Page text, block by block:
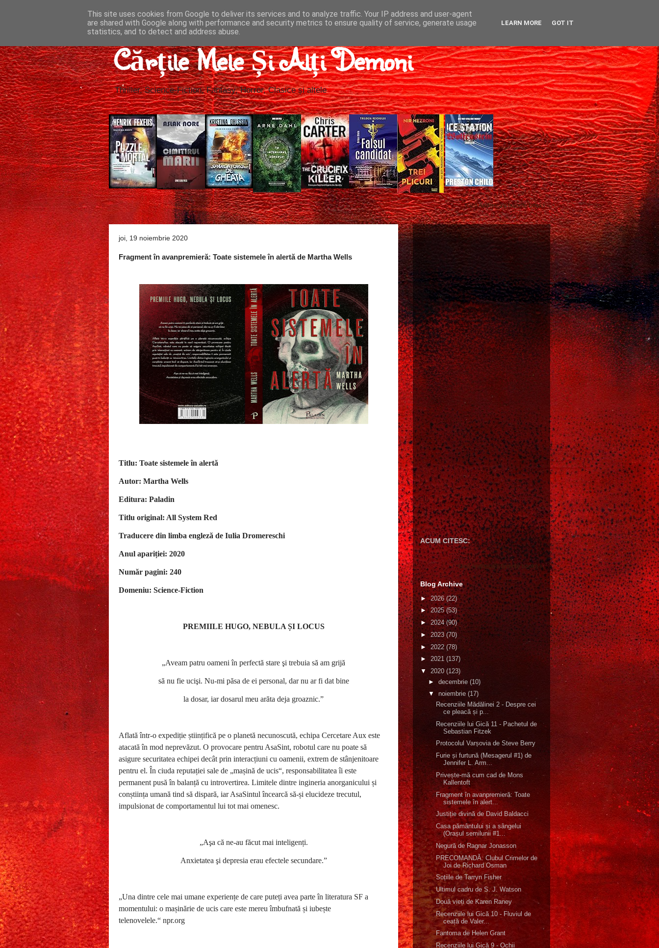
Cărțile Mele Și Alți Demoni
Thriller, Science-Fiction, Fantasy, Horror, Clasice și altele
Gică Andreica's favorite books »
joi, 19 noiembrie 2020
Fragment în avanpremieră: Toate sistemele în alertă de Martha Wells
Titlu: Toate sistemele în alertă
Autor: Martha Wells
Editura: Paladin
Titlu original: All System Red
Traducere din limba engleză de Iulia Dromereschi
Anul apariției: 2020
Număr pagini: 240
Domeniu: Science-Fiction
PREMIILE HUGO, NEBULA ȘI LOCUS
„Aveam patru oameni în perfectă stare şi trebuia să am grijă
să nu fie ucişi. Nu-mi păsa de ei personal, dar nu ar fi dat bine
la dosar, iar dosarul meu arăta deja groaznic.”
Aflată într-o expediție științifică pe o planetă necunoscută, echipa Cercetare Aux este
atacată în mod neprevăzut. O provocare pentru AsaSint, robotul care nu poate să
asigure securitatea echipei decât prin interacțiuni cu oamenii, extrem de stânjenitoare
pentru el. În ciuda reputației sale de „mașină de ucis“, responsabilitatea îi este
permanent pusă în balanță cu introvertirea. Limitele dintre ingineria anorganicului și
conștiința umană tind să dispară, iar AsaSintul încearcă să-și elucideze trecutul,
impulsionat de comportamentul lui tot mai omenesc.
„Aşa că ne-au făcut mai inteligenți.
Anxietatea şi depresia erau efectele secundare.”
„Una dintre cele mai umane experiențe de care puteți avea parte în literatura SF a
momentului: o mașinărie de ucis care este mereu îmbufnată și iubește
telenovelele.“ npr.org
ACUM CITESC:
Gică Andreica's favorite books »
Blog Archive
►2026(22)
►2025(53)
► 2024(90)
►2023(70)
► 2022(78)
► 2021 (137)
▼ 2020 (123)
► decembrie (10)
▼ noiembrie (17)
Recenziile Mădălinei 2 - Despre cei
ce pleacă și p...
Recenziile lui Gică 11 - Pachetul de
Sebastian Fitzek
Protocolul Varșovia de Steve Berry
Furie și furtună (Mesagerul #1) de
Jennifer L. Arm...
Privește-mă cum cad de Mons
Kallentoft
Fragment în avanpremieră: Toate
sistemele în alert...
Justiție divină de David Baldacci
Casa pământului și a sângelui
(Orașul semilunii #1...
Negură de Ragnar Jonasson
PRECOMANDĂ: Clubul Crimelor de
Joi de Richard Osman
Soțiile de Tarryn Fisher
Ultimul cadru de S. J. Watson
Două vieți de Karen Raney
Recenziile lui Gică 10 - Fluviul de
ceață de Valer...
Fantoma de Helen Grant
Recenziile lui Gică 9 - Ochii
This site uses cookies from Google to deliver its services and to analyze traffic. Your IP address and user-agent
are shared with Google along with performance and security metrics to ensure quality of service, generate usage
statistics, and to detect and address abuse.
LEARN MORE GOT IT